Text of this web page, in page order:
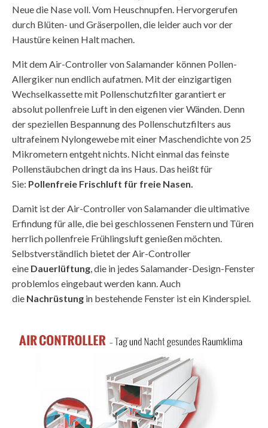
Neue die Nase voll. Vom Heuschnupfen. Hervorgerufen
durch Blüten- und Gräserpollen, die leider auch vor der
Haustüre keinen Halt machen.
Mit dem Air-Controller von Salamander können Pollen-
Allergiker nun endlich aufatmen. Mit der einzigartigen
Wechselkassette mit Pollenschutzfilter garantiert er
absolut pollenfreie Luft in den eigenen vier Wänden. Denn
der speziellen Bespannung des Pollenschutzfilters aus
ultrafeinem Nylongewebe mit einer Maschendichte von 25
Mikrometern entgeht nichts. Nicht einmal das feinste
Pollenstäubchen dringt da ins Haus. Das heißt für
Sie: Pollenfreie Frischluft für freie Nasen.
Damit ist der Air-Controller von Salamander die ultimative
Erfindung für alle, die bei geschlossenen Fenstern und Türen
herrlich pollenfreie Frühlingsluft genießen möchten.
Selbstverständlich bietet der Air-Controller
eine Dauerlüftung, die in jedes Salamander-Design-Fenster
problemlos eingebaut werden kann. Auch
die Nachrüstung in bestehende Fenster ist ein Kinderspiel.